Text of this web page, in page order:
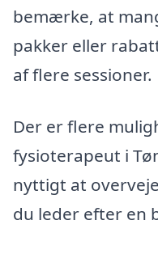
bemærke, at
pakker eller
af flere sessioner.
Der er flere
fysioterapeut i
nyttigt at
du leder efter en